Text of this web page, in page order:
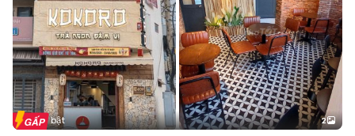
Tin nổi bật 2